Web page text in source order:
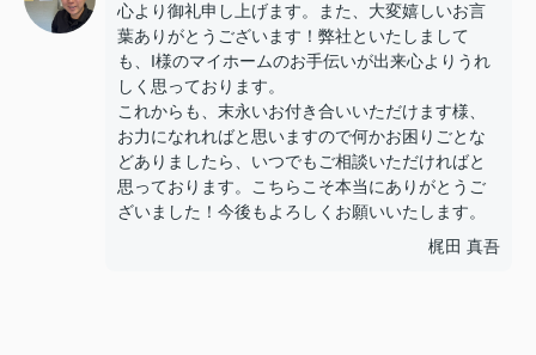
心より御礼申し上げます。また、大変嬉しいお言
葉ありがとうございます！弊社といたしまして
も、I様のマイホームのお手伝いが出来心よりうれ
しく思っております。
これからも、末永いお付き合いいただけます様、
お力になれればと思いますので何かお困りごとな
どありましたら、いつでもご相談いただければと
思っております。こちらこそ本当にありがとうご
ざいました！今後もよろしくお願いいたします。
梶田 真吾